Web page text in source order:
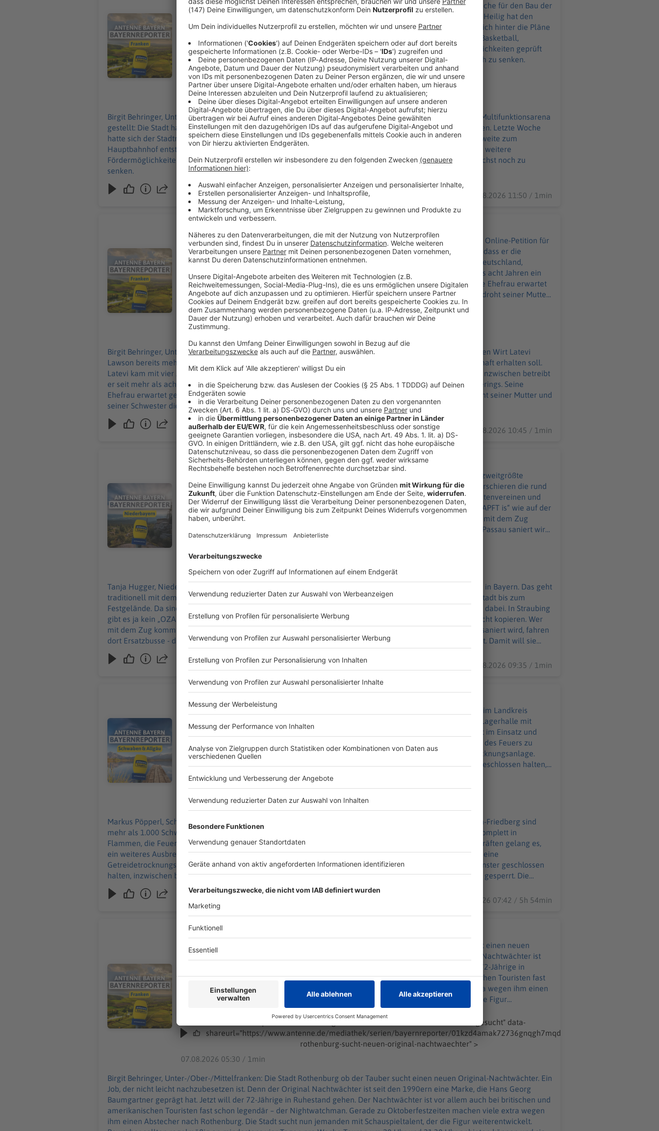
Audiotitel - Kaufvertrag unterschrieben: Würzburg kauft Grundstück für Arena
Birgit Behringer, Unter-/Ober-/Mittelfranken: In Würzburg ist eine weitere wichtige Weiche für den Bau der
Multifunktionsarena gestellt: Die Stadt hat ein Grundstück gekauft. Oberbürgermeister Heilig hat den
Notarvertrag unterschrieben. Letzte Woche hatte sich der Stadtrat noch mal ausdrücklich hinter die Pläne
gestellt. Es soll eine vielseitige Arena in Laufweite zum Hauptbahnhof entstehen - für Basketball,
Konzerte, Shows, oder auch Kongresse. Bis zum Herbst sollen jetzt weitere Fördermöglichkeiten geprüft
werden, um den städtischen Zuschuss für das 85-Millionen-Euro-Projekt möglichst noch zu senken.
07.08.2026 11:50 / 1min
Birgit Behringer, Unter-/Ober-/Mittelfranken: In Würzburg ist eine weitere wichtige Weiche für den Bau der Multifunktionsarena
gestellt: Die Stadt hat ein Grundstück gekauft. Oberbürgermeister Heilig hat den Notarvertrag unterschrieben. Letzte Woche
hatte sich der Stadtrat noch mal ausdrücklich hinter die Pläne gestellt. Es soll eine vielseitige Arena in Laufweite zum
Hauptbahnhof entstehen - für Basketball, Konzerte, Shows, oder auch Kongresse. Bis zum Herbst sollen jetzt weitere
Fördermöglichkeiten geprüft werden, um den städtischen Zuschuss für das 85-Millionen-Euro-Projekt möglichst noch zu
senken.
07.08.2026 11:50 / 1min
Audiotitel - Abschiebung droht: Schweinfurter machen sich stark für Latevi
Birgit Behringer, Unter-/Ober-/Mittelfranken: In Schweinfurt haben die Initiatoren einer Online-Petition für
den Wirt Latevi Lawson bereits mehr als 5.000 Unterschriften gesammelt - sie fordern, dass er die
deutsche Staatsbürgerschaft erhalten soll. Latevi kam mit vier Jahren aus Togo nach Deutschland,
zusammen mit seiner Mutter und seiner Schwester. Inzwischen betreibt er seit mehr als acht Jahren ein
eigenes Restaurant in Schweinfurt, bietet Kochkurse an und organisiert Caterings. Seine Ehefrau erwartet
gerade ihr drittes Kind - die Familie sehnt sich jetzt besonders nach Sicherheit. Aktuell droht seiner Mutter
und seiner Schwester die Abschiebung. Und auch er bangt, weil seine Aufenthaltserlaubnis bald ausläuft.
07.08.2026 10:45 / 1min
Birgit Behringer, Unter-/Ober-/Mittelfranken: In Schweinfurt haben die Initiatoren einer Online-Petition für den Wirt Latevi
Lawson bereits mehr als 5.000 Unterschriften gesammelt - sie fordern, dass er die deutsche Staatsbürgerschaft erhalten soll.
Latevi kam mit vier Jahren aus Togo nach Deutschland, zusammen mit seiner Mutter und seiner Schwester. Inzwischen betreibt
er seit mehr als acht Jahren ein eigenes Restaurant in Schweinfurt, bietet Kochkurse an und organisiert Caterings. Seine
Ehefrau erwartet gerade ihr drittes Kind - die Familie sehnt sich jetzt besonders nach Sicherheit. Aktuell droht seiner Mutter und
seiner Schwester die Abschiebung. Und auch er bangt, weil seine Aufenthaltserlaubnis bald ausläuft.
07.08.2026 10:45 / 1min
Audiotitel - Endlich: Das Gäubodenvolksfest geht los
Endlich: Das Gäubodenvolksfest geht los
Volksfest in Bayern. Das geht traditionell mit dem großen Festzug los. Ab 17 Uhr 30 marschieren die rund
3500 Teilnehmer durch die Altstadt bis zum Festgelände. Da sind Musikkapellen, Trachtenvereinen und
natürlich die Festwirten mit ihren Bauereiwagen dabei. In Straubing gibt es ja kein „OZAPFT is“ wie auf der
Wiesn. Das ist eine Münchener Tradition. Die will man hier einfach nicht kopieren. Wer mit dem Zug
fahren dort Ersatzbusse - die brauchen länger. Und für die Sicherheit hat die Polizei wieder viele Kameras
aufs Festgelände. Das Gäubodenvolksfest geht bis zum 17.8.
07.08.2026 09:35 / 1min
Tanja Hugger, Niederbayern: In Straubing beginnt heute das Gäubodenvolksfest – das zweitgrößte Volksfest in Bayern. Das geht
traditionell mit dem großen Festzug los. Ab 17 Uhr 30 marschieren die rund 3500 Teilnehmer durch die Altstadt bis zum
Festgelände. Da sind Musikkapellen, Trachtenvereinen und natürlich die Festwirten mit ihren Bauereiwagen dabei. In Straubing
gibt es ja kein „OZAPFT is“ wie auf der Wiesn. Das ist eine Münchener Tradition. Die will man hier einfach nicht kopieren. Wer
mit dem Zug kommt, sollte mehr Zeit einplanen: Weil die Bahnstrecke zwischen Obertraubling und Passau saniert wird, fahren
dort Ersatzbusse - die brauchen länger. Und für die Sicherheit hat die Polizei wieder viele Kameras installiert. Damit will sie
erkennen erkennt, wenn irgendwo Ärger entsteht. Ab 16 Uhr können die Besucher aufs Festgelände. Das Gäubodenvolksfest
geht bis zum 17.8.
07.08.2026 09:35 / 1min
Audiotitel - Über 1.000 tote Schweine bei Stallbrand im Kreis Aichach-Friedberg
Markus Pöpperl, Schwaben/Allgäu: Bei einem Großbrand auf einem Bauernhof in Ried im Landkreis
Aichach-Friedberg sind mehr als 1.000 Schweine im Stall verendet. Der Stall und eine Lagerhalle mit
Getreide standen am Abend komplett in Flammen, die Feuerwehr war die ganze Nacht im Einsatz und
löscht auch heute Morgen noch. Den Einsatzkräften gelang es, ein weiteres Ausbreiten des Feuers zu
verhindern – in der Nähe standen unter anderem ein Heizöltank und eine Getreidetrocknungsanlage.
Wegen der starken Rauchentwicklung sollten Anwohner zunächst Türen und Fenster geschlossen halten,
inzwischen besteht laut Polizei aber keine Gefahr mehr, die angrenzende Staatsstraße bleibt vorerst
Einsatzkräfte und zahlreiche Landwirte mit Wassertanks waren vor Ort.
07.08.2026 07:42 / 5h 54min
Markus Pöpperl, Schwaben/Allgäu: Bei einem Großbrand auf einem Bauernhof in Ried im Landkreis Aichach-Friedberg sind
mehr als 1.000 Schweine im Stall verendet. Der Stall und eine Lagerhalle mit Getreide standen am Abend komplett in
Flammen, die Feuerwehr war die ganze Nacht im Einsatz und löscht auch heute Morgen noch. Den Einsatzkräften gelang es,
ein weiteres Ausbreiten des Feuers zu verhindern – in der Nähe standen unter anderem ein Heizöltank und eine
Getreidetrocknungsanlage. Wegen der starken Rauchentwicklung sollten Anwohner zunächst Türen und Fenster geschlossen
halten, inzwischen besteht laut Polizei aber keine Gefahr mehr, die angrenzende Staatsstraße bleibt vorerst gesperrt. Die
Brandursache ist noch unklar, Hinweise auf Brandstiftung gibt es bisher nicht, rund 350 Einsatzkräfte und zahlreiche Landwirte
mit Wassertanks waren vor Ort.
07.08.2026 07:42 / 5h 54min
Audiotitel - Rothenburg sucht neuen Original-Nachtwächter
Rothenburg sucht neuen Original-Nachtwächter
Original-Nachtwächter. Ein Job, der nicht leicht nachzubesetzen ist. Denn der Original Nachtwächter ist
seit den 1990ern eine Marke, die Hans Georg Baumgartner geprägt hat. Jetzt will der 72-Jährige in
Ruhestand gehen. Der Nachtwächter ist vor allem auch bei britischen und amerikanischen Touristen fast
schon legendär – der Nightwatchman. Gerade zu Oktoberfestzeiten machen viele extra wegen ihm einen
Abstecher nach Rothenburg. Die Stadt sucht nun jemanden mit Schauspieltalent, der die Figur
weiterentwickelt. Bewerber sollten regelmäßig an mindestens vier Tagen pro Woche Touren um 20 Uhr
und 21.30 Uhr anbieten können und sie solten über sehr gut Englischkenntnisse verfügen. Er isr ein
offizieller Repräsentant Rothenburgs, allerdings nicht angestellt. Die Bewergbungsfrist geht bis Ende
https://stadt.rothenburg.de/nachrichten/artikel/nachtwaechter-gesucht
https://stadt.rothenburg.de/nachrichten/artikel/nachtwaechter-gesucht" data-
shareurl="https://www.antenne.de/mediathek/serien/bayernreporter/01kzd4amak72736gnqgh7mqd90-
rothenburg-sucht-neuen-original-nachtwaechter" >
07.08.2026 05:30 / 1min
Birgit Behringer, Unter-/Ober-/Mittelfranken: Die Stadt Rothenburg ob der Tauber sucht einen neuen Original-Nachtwächter. Ein
Job, der nicht leicht nachzubesetzen ist. Denn der Original Nachtwächter ist seit den 1990ern eine Marke, die Hans Georg
Baumgartner geprägt hat. Jetzt will der 72-Jährige in Ruhestand gehen. Der Nachtwächter ist vor allem auch bei britischen und
amerikanischen Touristen fast schon legendär – der Nightwatchman. Gerade zu Oktoberfestzeiten machen viele extra wegen
ihm einen Abstecher nach Rothenburg. Die Stadt sucht nun jemanden mit Schauspieltalent, der die Figur weiterentwickelt.